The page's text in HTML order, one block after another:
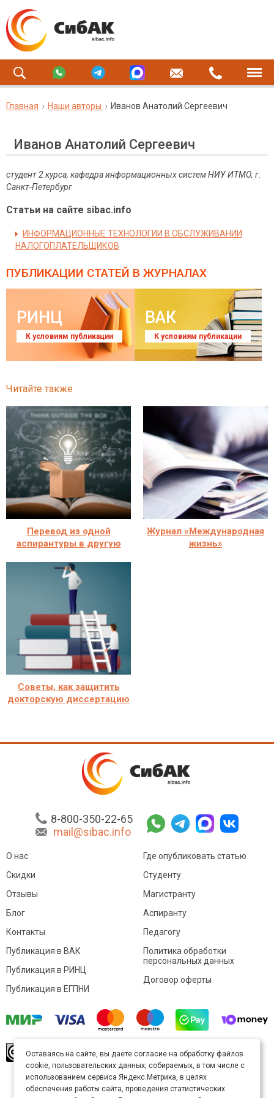
Главная Наши авторы Иванов Анатолий Сергеевич
Иванов Анатолий Сергеевич
студент 2 курса, кафедра информационных систем НИУ ИТМО, г.
Санкт-Петербург
Статьи на сайте sibac.info
ИНФОРМАЦИОННЫЕ ТЕХНОЛОГИИ В ОБСЛУЖИВАНИИ
НАЛОГОПЛАТЕЛЬЩИКОВ
ПУБЛИКАЦИИ СТАТЕЙ В ЖУРНАЛАХ
РИНЦ
К условиям публикации
ВАК
К условиям публикации
Читайте также
Перевод из одной
аспирантуры в другую
Журнал «Международная
жизнь»
Советы, как защитить
докторскую диссертацию
8-800-350-22-65
mail@sibac.info
О нас
Скидки
Отзывы
Блог
Контакты
Где опубликовать статью
Студенту
Магистранту
Аспиранту
Педагогу
Публикация в ВАК
Публикация в РИНЦ
Публикация в ЕГПНИ
Политика обработки
персональных данных
Договор оферты
произведение доступно полицензии Creative
Commons «Attribution» («Атрибуция») 4.0
Непортированная.
Карта сайта
Оставаясь на сайте, вы даете согласие на обработку файлов
cookie, пользовательских данных, собираемых, в том числе с
использованием сервиса Яндекс.Метрика, в целях
обеспечения работы сайта, проведения статистических